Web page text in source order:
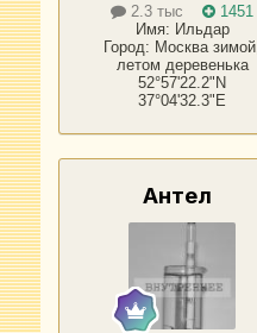
2.3 тыс
1451
Имя: Ильдар
Город: Москва зимой,
летом деревенька
52°57'22.2"N
37°04'32.3"E
Антел